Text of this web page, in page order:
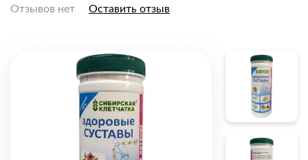
Отзывов нет Оставить отзыв